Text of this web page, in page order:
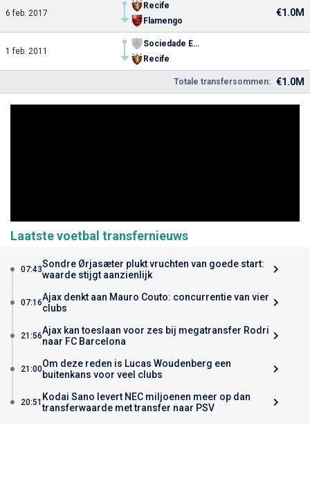
6 feb. 2017
Recife
Flamengo
€1.0M
1 feb. 2011
Sociedade Esportiva Picos (PI)
Recife
Totale transfersommen: €1.0M
Laatste voetbal transfernieuws
07:43Sondre Ørjasæter plukt vruchten van goede start:
waarde stijgt aanzienlijk
07:16Ajax denkt aan Mauro Couto: concurrentie van vier
clubs
21:56Ajax kan toeslaan voor zes bij megatransfer Rodri
naar FC Barcelona
21:00Om deze reden is Lucas Woudenberg een
buitenkans voor veel clubs
20:51 Kodai Sano levert NEC miljoenen meer op dan
transferwaarde met transfer naar PSV